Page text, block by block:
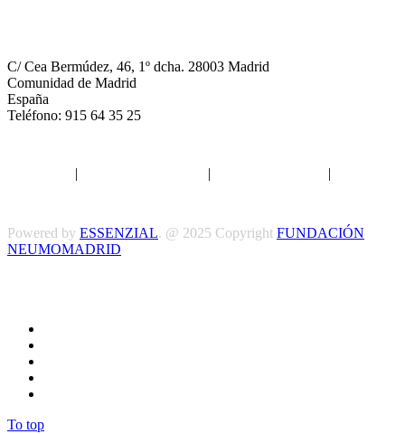
C/ Cea Bermúdez, 46, 1º dcha. 28003 Madrid
Comunidad de Madrid
España
Teléfono: 915 64 35 25
| | |
Powered by ESSENZIAL. @ 2025 Copyright FUNDACIÓN
NEUMOMADRID
To top